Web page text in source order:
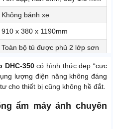
Không bánh xe
910 x 380 x 1190mm
Toàn bộ tủ được phủ 2 lớp sơn
DHC-350có hình thức đẹp “cực
lượng điện năng không đáng
cho thiết bị cũng không hề đắt.
ẩm máy ảnh chuyên